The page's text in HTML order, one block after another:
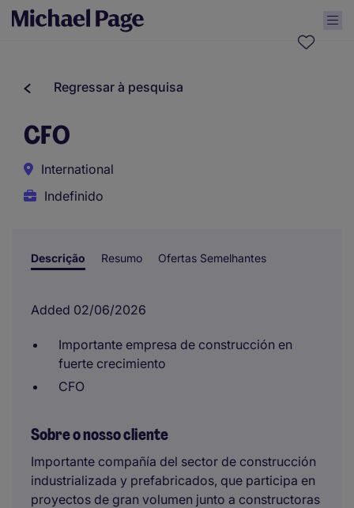
Regressar à pesquisa
CFO
International
Indefinido
Descrição Resumo Ofertas Semelhantes
Added 02/06/2026
Importante empresa de construcción en
fuerte crecimiento
CFO
Sobre o nosso cliente
Importante compañía del sector de construcción
industrializada y prefabricados, que participa en
proyectos de gran volumen junto a constructoras